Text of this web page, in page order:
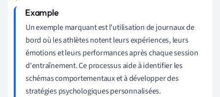
Un exemple marquant est l'utilisation de journaux de
bord où les athlètes notent leurs expériences, leurs
émotions et leurs performances après chaque session
d'entraînement. Ce processus aide à identifier les
schémas comportementaux et à développer des
stratégies psychologiques personnalisées.